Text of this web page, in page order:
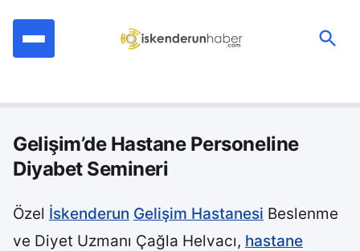
Gelişim’de Hastane Personeline
Diyabet Semineri
Özel İskenderun Gelişim Hastanesi Beslenme
ve Diyet Uzmanı Çağla Helvacı, hastane